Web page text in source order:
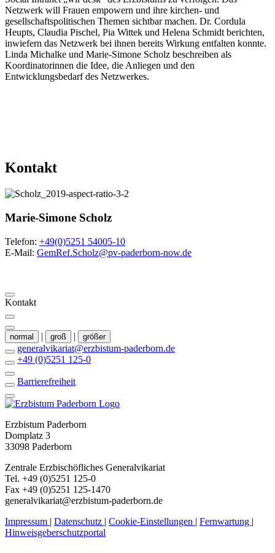
Netzwerk will Frauen empowern und ihre kirchen- und
gesellschaftspolitischen Themen sichtbar machen. Dr. Cordula
Heupts, Claudia Pischel, Pia Wittek und Helena Schmidt berichten,
inwiefern das Netzwerk bei ihnen bereits Wirkung entfalten konnte.
Linda Michalke und Marie-Simone Scholz beschreiben als
Koordinatorinnen die Idee, die Anliegen und den
Entwicklungsbedarf des Netzwerkes.
Kontakt
Marie-Simone Scholz
Telefon: +49(0)5251 54005-10
E-Mail: GemRef.Scholz@pv-paderborn-now.de
Kontakt
normal | groß | größer
generalvikariat@erzbistum-paderborn.de
+49 (0)5251 125-0
Barrierefreiheit
Erzbistum Paderborn
Domplatz 3
33098 Paderborn
Zentrale Erzbischöfliches Generalvikariat
Tel. +49 (0)5251 125-0
Fax +49 (0)5251 125-1470
generalvikariat@erzbistum-paderborn.de
Impressum | Datenschutz | Cookie-Einstellungen | Fernwartung |
Hinweisgeberschutzportal